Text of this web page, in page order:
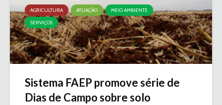
AGRICULTURA ATUAÇÃO
MEIO AMBIENTE
SERVIÇOS
Sistema FAEP promove série de
Dias de Campo sobre solo